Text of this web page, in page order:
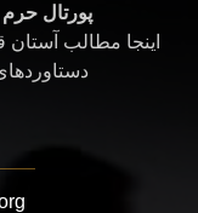
پورتال
اینجا مطالب